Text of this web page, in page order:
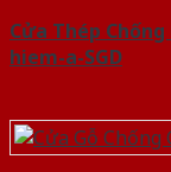
Cửa Thép
hiem-a-SGD